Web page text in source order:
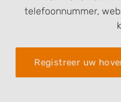
telefoonnummer,
Registreer uw